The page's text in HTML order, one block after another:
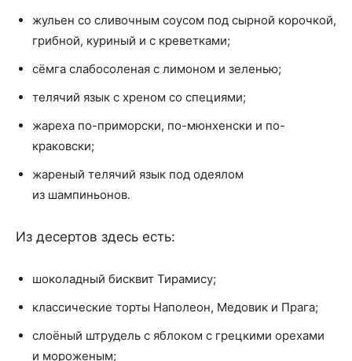
жульен со сливочным соусом под сырной корочкой,
грибной, куриный и с креветками;
сёмга слабосоленая с лимоном и зеленью;
телячий язык с хреном со специями;
жареха по-приморски, по-мюнхенски и по-
краковски;
жареный телячий язык под одеялом
из шампиньонов.
Из десертов здесь есть:
шоколадный бисквит Тирамису;
классические торты Наполеон, Медовик и Прага;
слоёный штрудель с яблоком с грецкими орехами
и мороженым;